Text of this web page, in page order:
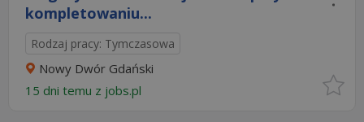
kompletowaniu...
Rodzaj pracy: Tymczasowa
Nowy Dwór Gdański
15 dni temu z jobs.pl